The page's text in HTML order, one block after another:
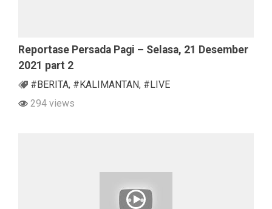
Reportase Persada Pagi – Selasa, 21 Desember
2021 part 2
#BERITA, #KALIMANTAN, #LIVE
294 views